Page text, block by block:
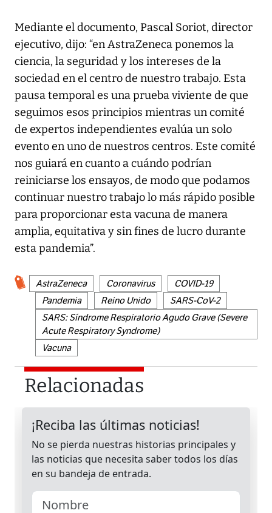
Mediante el documento, Pascal Soriot, director
ejecutivo, dijo: “en AstraZeneca ponemos la
ciencia, la seguridad y los intereses de la
sociedad en el centro de nuestro trabajo. Esta
pausa temporal es una prueba viviente de que
seguimos esos principios mientras un comité
de expertos independientes evalúa un solo
evento en uno de nuestros centros. Este comité
nos guiará en cuanto a cuándo podrían
reiniciarse los ensayos, de modo que podamos
continuar nuestro trabajo lo más rápido posible
para proporcionar esta vacuna de manera
amplia, equitativa y sin fines de lucro durante
esta pandemia”.
AstraZeneca Coronavirus
COVID-19
Pandemia
Reino Unido
SARS-CoV-2
SARS: Síndrome Respiratorio Agudo Grave (Severe
Acute Respiratory Syndrome)
Vacuna
Relacionadas